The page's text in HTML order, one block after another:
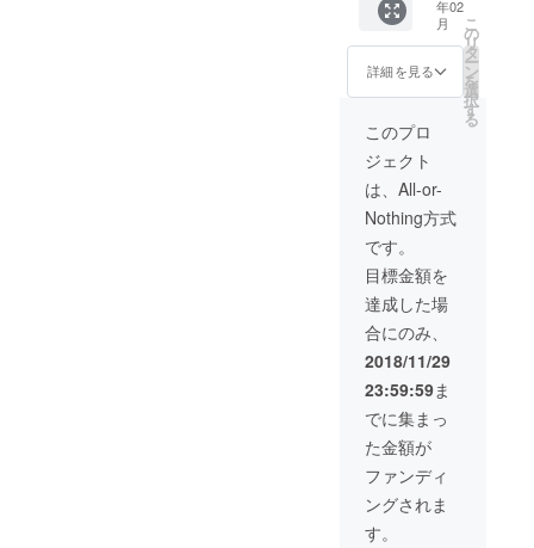
紋プリ
ント！
■腰痛の
忍者・
銀九郎
が、あ
なたに
心を込
めてお
礼状を
書きま
す！ ※
ジで
す。
キーホ
ルダー
です。
■刀都・
関市だ
から
「トー
ト（刀
都）
バッ
ク」大
嶋雲八
ト！ ■
和アイ
テム
「てぬ
ぐい」
大嶋雲
八の家
紋プリ
ント！
■腰痛の
忍者・
銀九郎
が、あ
年02
月
詳細を見る
こ
の
リ
タ
ー
ン
を
選
択
す
る
このプロ
ジェクト
は、All-or-
Nothing方式
です。
目標金額を
達成した場
合にのみ、
2018/11/29
23:59:59ま
でに集まっ
た金額が
ファンディ
ングされま
す。